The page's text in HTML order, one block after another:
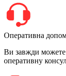
Оперативна
Ви завжди можете
оперативну